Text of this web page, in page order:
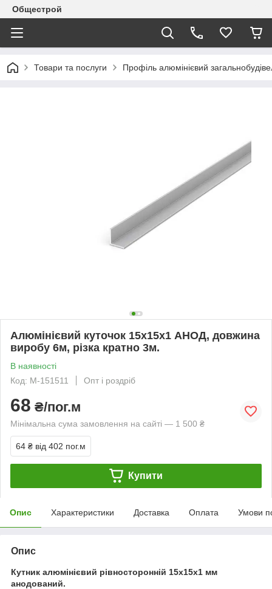
Общестрой
Товари та послуги Профіль алюмінієвий
Алюмінієвий куточок 15х15х1 АНОД, довжина
виробу 6м, різка кратно 3м.
В наявності
Код: М-151511
Опт і роздріб
68 ₴/пог.м
Мінімальна сума замовлення на сайті — 1 500 ₴
64 ₴ від 402 пог.м
Купити
Опис Характеристики Доставка Оплата Умови
Опис
Кутник алюмінієвий рівносторонній 15х15х1 мм
анодований.